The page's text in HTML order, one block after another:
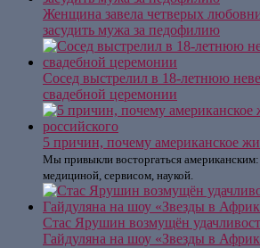
Женщина завела четверых
засудить мужа за педофилию
Сосед выстрелил в 18-летнюю
свадебной церемонии
5 причин, почему американское
Мы привыкли восторгаться
медициной, сервисом, наукой.
Стас Ярушин возмущён
Гайдуляна на шоу «Звезды в